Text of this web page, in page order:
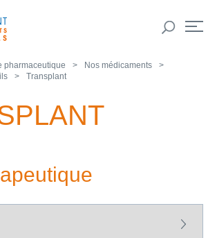
pharmaceutique
Nos médicaments
Transplant